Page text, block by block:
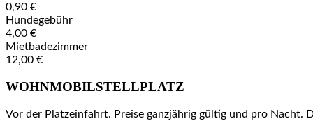
0,90 €
Hundegebühr
4,00 €
Mietbadezimmer
12,00 €
WOHNMOBILSTELLPLATZ
Vor der Platzeinfahrt. Preise ganzjährig gültig und pro Nacht.